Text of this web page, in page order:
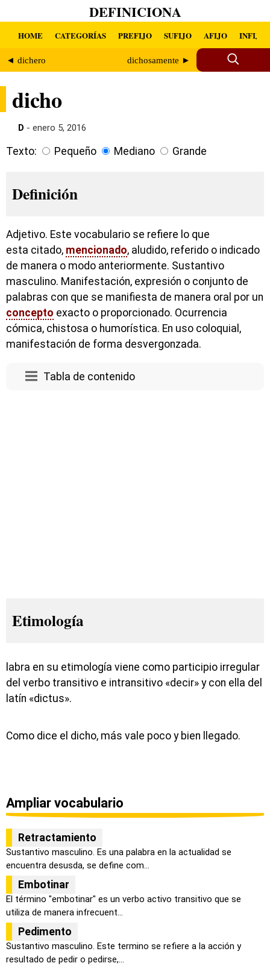
DEFINICIONA
HOME CATEGORÍAS PREFIJO SUFIJO AFIJO INFIJO
◄ dichero dichosamente ►
dicho
D - enero 5, 2016
Texto: Pequeño Mediano Grande
Definición
Adjetivo. Este vocabulario se refiere lo que
esta citado, mencionado, aludido, referido o indicado
de manera o modo anteriormente. Sustantivo
masculino. Manifestación, expresión o conjunto de
palabras con que se manifiesta de manera oral por un
concepto exacto o proporcionado. Ocurrencia
cómica, chistosa o humorística. En uso coloquial,
manifestación de forma desvergonzada.
Tabla de contenido
Etimología
labra en su etimología viene como participio irregular
del verbo transitivo e intransitivo «decir» y con ella del
latín «dictus».
Como dice el dicho, más vale poco y bien llegado.
Ampliar vocabulario
Retractamiento
Sustantivo masculino. Es una palabra en la actualidad se
encuentra desusda, se define com...
Embotinar
El término "embotinar" es un verbo activo transitivo que se
utiliza de manera infrecuent...
Pedimento
Sustantivo masculino. Este termino se refiere a la acción y
resultado de pedir o pedirse,...